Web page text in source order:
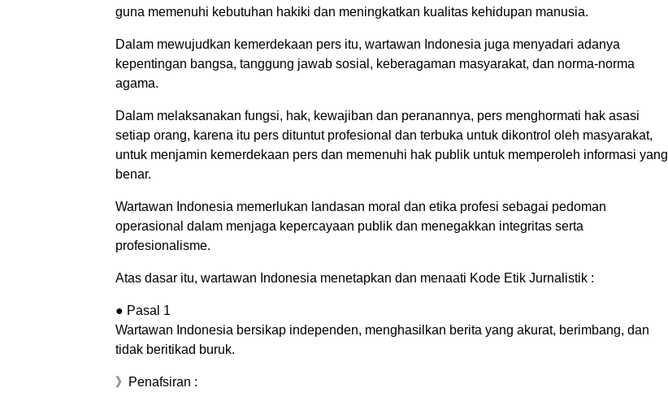
guna memenuhi kebutuhan hakiki dan meningkatkan kualitas kehidupan manusia.
Dalam mewujudkan kemerdekaan pers itu, wartawan Indonesia juga menyadari adanya
kepentingan bangsa, tanggung jawab sosial, keberagaman masyarakat, dan norma-norma
agama.
Dalam melaksanakan fungsi, hak, kewajiban dan peranannya, pers menghormati hak asasi
setiap orang, karena itu pers dituntut profesional dan terbuka untuk dikontrol oleh masyarakat,
untuk menjamin kemerdekaan pers dan memenuhi hak publik untuk memperoleh informasi yang
benar.
Wartawan Indonesia memerlukan landasan moral dan etika profesi sebagai pedoman
operasional dalam menjaga kepercayaan publik dan menegakkan integritas serta
profesionalisme.
Atas dasar itu, wartawan Indonesia menetapkan dan menaati Kode Etik Jurnalistik :
● Pasal 1
Wartawan Indonesia bersikap independen, menghasilkan berita yang akurat, berimbang, dan
tidak beritikad buruk.
》Penafsiran :